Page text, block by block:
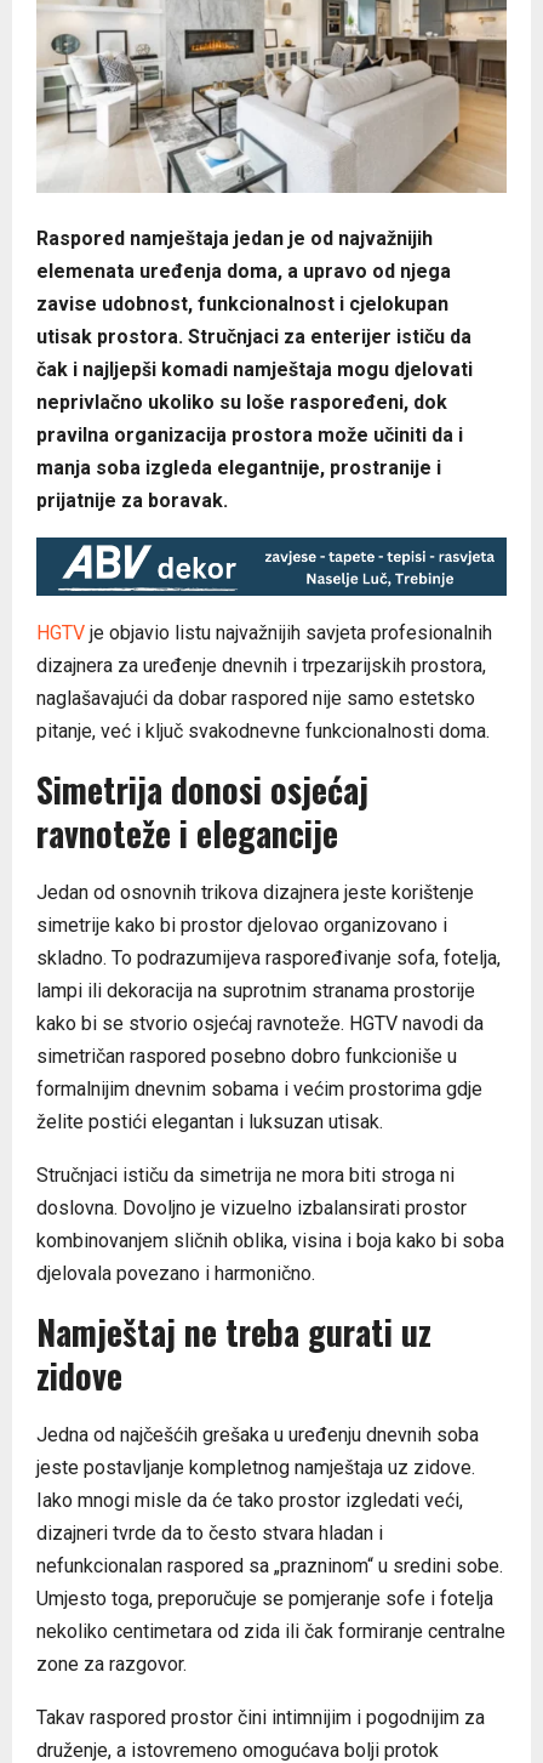
Raspored namještaja jedan je od najvažnijih
elemenata uređenja doma, a upravo od njega
zavise udobnost, funkcionalnost i cjelokupan
utisak prostora. Stručnjaci za enterijer ističu da
čak i najljepši komadi namještaja mogu djelovati
neprivlačno ukoliko su loše raspoređeni, dok
pravilna organizacija prostora može učiniti da i
manja soba izgleda elegantnije, prostranije i
prijatnije za boravak.
HGTV je objavio listu najvažnijih savjeta profesionalnih
dizajnera za uređenje dnevnih i trpezarijskih prostora,
naglašavajući da dobar raspored nije samo estetsko
pitanje, već i ključ svakodnevne funkcionalnosti doma.
Simetrija donosi osjećaj
ravnoteže i elegancije
Jedan od osnovnih trikova dizajnera jeste korištenje
simetrije kako bi prostor djelovao organizovano i
skladno. To podrazumijeva raspoređivanje sofa, fotelja,
lampi ili dekoracija na suprotnim stranama prostorije
kako bi se stvorio osjećaj ravnoteže. HGTV navodi da
simetričan raspored posebno dobro funkcioniše u
formalnijim dnevnim sobama i većim prostorima gdje
želite postići elegantan i luksuzan utisak.
Stručnjaci ističu da simetrija ne mora biti stroga ni
doslovna. Dovoljno je vizuelno izbalansirati prostor
kombinovanjem sličnih oblika, visina i boja kako bi soba
djelovala povezano i harmonično.
Namještaj ne treba gurati uz
zidove
Jedna od najčešćih grešaka u uređenju dnevnih soba
jeste postavljanje kompletnog namještaja uz zidove.
Iako mnogi misle da će tako prostor izgledati veći,
dizajneri tvrde da to često stvara hladan i
nefunkcionalan raspored sa „prazninom“ u sredini sobe.
Umjesto toga, preporučuje se pomjeranje sofe i fotelja
nekoliko centimetara od zida ili čak formiranje centralne
zone za razgovor.
Takav raspored prostor čini intimnijim i pogodnijim za
druženje, a istovremeno omogućava bolji protok